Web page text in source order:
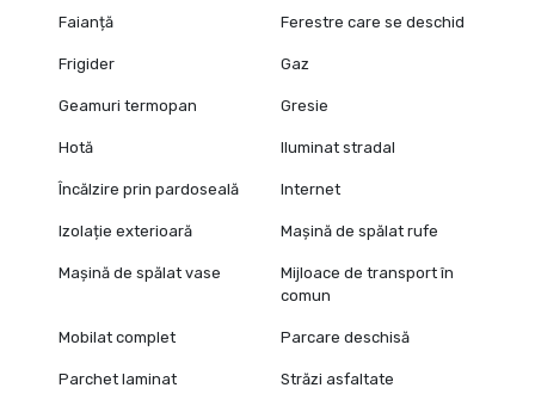
Faianță Ferestre care se deschid
Frigider Gaz
Geamuri termopan Gresie
Hotă Iluminat stradal
Încălzire prin pardoseală Internet
Izolație exterioară Mașină de spălat rufe
Mașină de spălat vase
Mijloace de transport în
comun
Mobilat complet Parcare deschisă
Parchet laminat Străzi asfaltate